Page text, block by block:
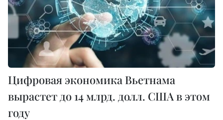
Цифровая экономика Вьетнама
вырастет до 14 млрд. долл. США в этом
году